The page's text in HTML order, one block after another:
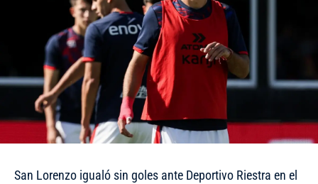
San Lorenzo igualó sin goles ante Deportivo Riestra en el